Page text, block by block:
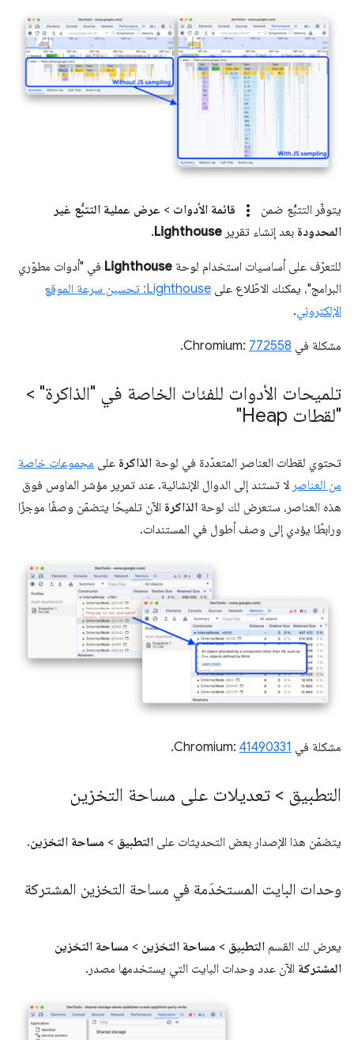
يتوفّر التتبُّع ضمن more_vert قائمة الأدوات > عرض عملية التتبُّع غير
المحدودة بعد إنشاء تقرير Lighthouse
.
للتعرّف على أساسيات استخدام لوحة Lighthouse في "أدوات مطوّري
البرامج"، يمكنك الاطّلاع على
Lighthouse: تحسين سرعة الموقع
الإلكتروني.
مشكلة في Chromium: 772558
.
تلميحات الأدوات للفئات الخاصة في "الذاكرة" >
"لقطات Heap"
تحتوي لقطات العناصر المتعدّدة في لوحة الذاكرة على مجموعات خاصة
من العناصر لا تستند إلى الدوال الإنشائية. عند تمرير مؤشر الماوس فوق
هذه العناصر، ستعرض لك لوحة الذاكرة الآن تلميحًا يتضمّن وصفًا موجزًا
ورابطًا يؤدي إلى وصف أطول في المستندات.
مشكلة في Chromium: 41490331
.
التطبيق > تعديلات على مساحة التخزين
يتضمّن هذا الإصدار بعض التحديثات على التطبيق > مساحة التخزين.
وحدات البايت المستخدَمة في مساحة التخزين المشتركة
يعرض لك القسم التطبيق > مساحة التخزين > مساحة التخزين
المشتركة الآن عدد وحدات البايت التي يستخدمها مصدر.